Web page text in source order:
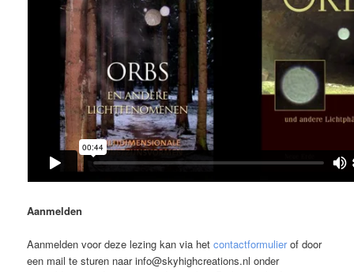
Aanmelden
Aanmelden voor deze lezing kan via hetcontactformulierof door
een mail te sturen naar info@skyhighcreations.nl onder